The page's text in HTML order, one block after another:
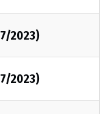
2023)
2023)